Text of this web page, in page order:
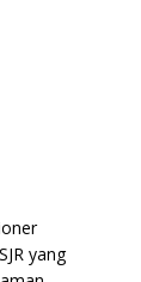
yang